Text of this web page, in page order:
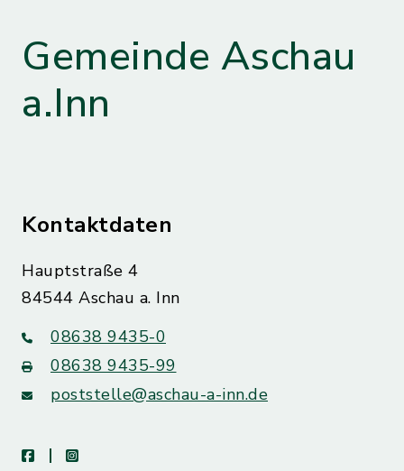
Gemeinde Aschau
a.Inn
Kontaktdaten
Hauptstraße 4
84544 Aschau a. Inn
08638 9435-0
08638 9435-99
poststelle@aschau-a-inn.de
facebookinstagram